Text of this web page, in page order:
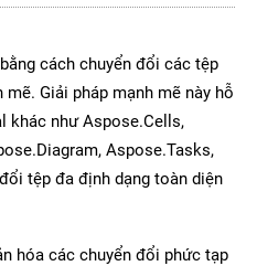
cách chuyển đổi các tệp
Giải pháp mạnh mẽ này hỗ
khác như Aspose.Cells,
Aspose.Tasks,
tệp đa định dạng toàn diện
hóa các chuyển đổi phức tạp